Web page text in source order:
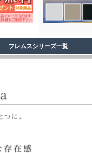
フレムスシリーズ一覧